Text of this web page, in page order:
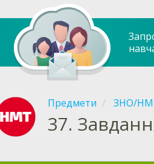
Предмети ЗНО/
37.